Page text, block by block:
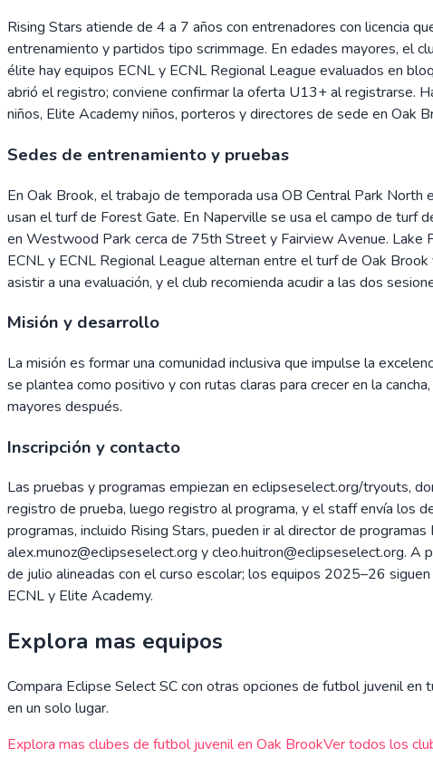
Rising Stars atiende de 4 a 7 años con entrenadores con licencia
entrenamiento y partidos tipo scrimmage. En edades mayores, el
élite hay equipos ECNL y ECNL Regional League evaluados en
abrió el registro; conviene confirmar la oferta U13+ al registrarse.
niños, Elite Academy niños, porteros y directores de sede en Oak
Sedes de entrenamiento y pruebas
En Oak Brook, el trabajo de temporada usa OB Central Park
usan el turf de Forest Gate. En Naperville se usa el campo de turf
en Westwood Park cerca de 75th Street y Fairview Avenue. Lake
ECNL y ECNL Regional League alternan entre el turf de Oak
asistir a una evaluación, y el club recomienda acudir a las dos
Misión y desarrollo
La misión es formar una comunidad inclusiva que impulse la
se plantea como positivo y con rutas claras para crecer en la
mayores después.
Inscripción y contacto
Las pruebas y programas empiezan en eclipseselect.org/tryouts,
registro de prueba, luego registro al programa, y el staff envía los
programas, incluido Rising Stars, pueden ir al director de
alex.munoz@eclipseselect.org y cleo.huitron@eclipseselect.org.
de julio alineadas con el curso escolar; los equipos 2025–26
ECNL y Elite Academy.
Explora mas equipos
Compara Eclipse Select SCcon otras opciones de futbol juvenil en
en un solo lugar.
Explora mas clubes de futbol juvenil en Oak BrookVer todos los